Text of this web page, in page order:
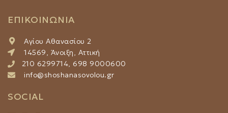
ΕΠΙΚΟΙΝΩΝΙΑ
Αγίου Αθανασίου 2
14569, Άνοιξη, Αττική
210 6299714, 698 9000600
info@shoshanasovolou.gr
SOCIAL